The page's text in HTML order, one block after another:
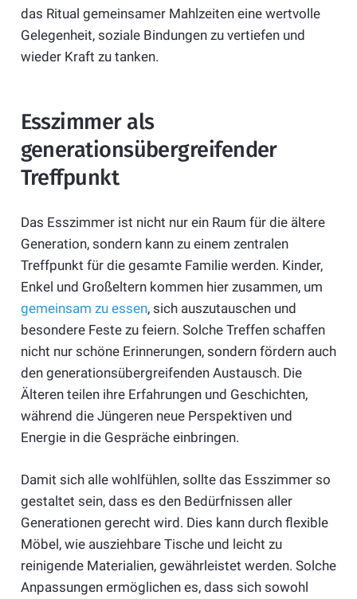
das Ritual gemeinsamer Mahlzeiten eine wertvolle
Gelegenheit, soziale Bindungen zu vertiefen und
wieder Kraft zu tanken.
Esszimmer als
generationsübergreifender
Treffpunkt
Das Esszimmer ist nicht nur ein Raum für die ältere
Generation, sondern kann zu einem zentralen
Treffpunkt für die gesamte Familie werden. Kinder,
Enkel und Großeltern kommen hier zusammen, um
gemeinsam zu essen, sich auszutauschen und
besondere Feste zu feiern. Solche Treffen schaffen
nicht nur schöne Erinnerungen, sondern fördern auch
den generationsübergreifenden Austausch. Die
Älteren teilen ihre Erfahrungen und Geschichten,
während die Jüngeren neue Perspektiven und
Energie in die Gespräche einbringen.
Damit sich alle wohlfühlen, sollte das Esszimmer so
gestaltet sein, dass es den Bedürfnissen aller
Generationen gerecht wird. Dies kann durch flexible
Möbel, wie ausziehbare Tische und leicht zu
reinigende Materialien, gewährleistet werden. Solche
Anpassungen ermöglichen es, dass sich sowohl